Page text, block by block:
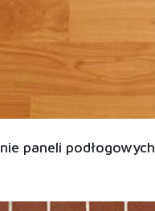
paneli podłogowych